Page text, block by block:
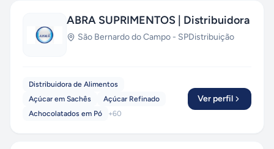
ABRA SUPRIMENTOS | Distribuidora
São Bernardo do Campo - SPDistribuição
Distribuidora de Alimentos
Açúcar em Sachês
Açúcar Refinado
Achocolatados em Pó
+60
Ver perfil